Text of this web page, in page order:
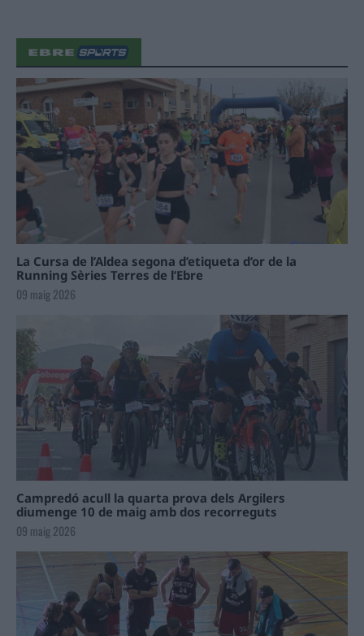
La Cursa de l’Aldea segona d’etiqueta d’or de la
Running Sèries Terres de l’Ebre
09 maig 2026
Campredó acull la quarta prova dels Argilers
diumenge 10 de maig amb dos recorreguts
09 maig 2026